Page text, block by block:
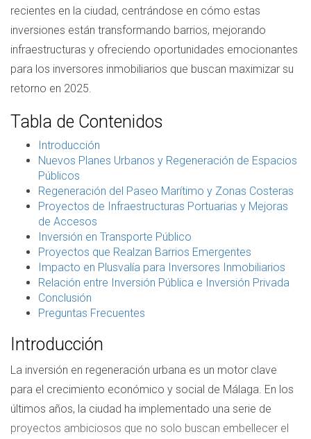
recientes en la ciudad, centrándose en cómo estas
inversiones están transformando barrios, mejorando
infraestructuras y ofreciendo oportunidades emocionantes
para los inversores inmobiliarios que buscan maximizar su
retorno en 2025.
Tabla de Contenidos
Introducción
Nuevos Planes Urbanos y Regeneración de Espacios
Públicos
Regeneración del Paseo Marítimo y Zonas Costeras
Proyectos de Infraestructuras Portuarias y Mejoras
de Accesos
Inversión en Transporte Público
Proyectos que Realzan Barrios Emergentes
Impacto en Plusvalía para Inversores Inmobiliarios
Relación entre Inversión Pública e Inversión Privada
Conclusión
Preguntas Frecuentes
Introducción
La inversión en regeneración urbana es un motor clave
para el crecimiento económico y social de Málaga. En los
últimos años, la ciudad ha implementado una serie de
proyectos ambiciosos que no solo buscan embellecer el